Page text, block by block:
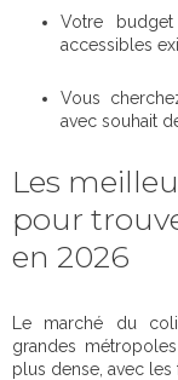
Votre
accessibles
Vous
avec souhait
Les
pour
en 2026
Le marché du
grandes
plus dense, avec